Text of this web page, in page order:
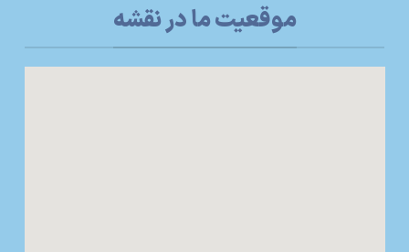
موقعیت ما در نقشه